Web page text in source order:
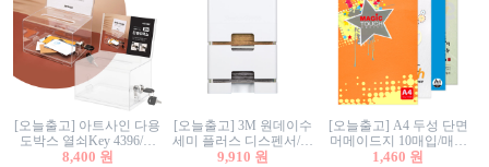
[오늘출고] 아트사인 다용
도박스 열쇠Key 4396/투
표함/건의함/모금함/응모
8,400 원
[오늘출고] 3M 원데이수
세미 플러스 디스펜서/소
프트수세미5매+강력수세
9,910 원
[오늘출고] A4 두성 단면
머메이드지 10매입/매직
터치/색지/색상지/색복사
1,460 원